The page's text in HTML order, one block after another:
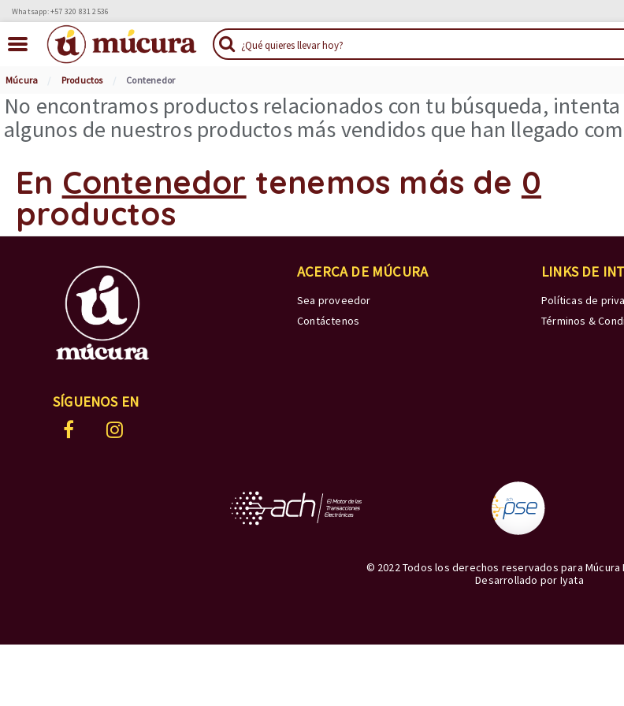
Whatsapp: +57 320 831 2536
Múcura Productos Contenedor
No encontramos productos relacionados con tu búsqueda,
algunos de nuestros productos más vendidos que han llegado
En Contenedor tenemos más de 0
productos
SÍGUENOS EN
ACERCA DE MÚCURA
Sea proveedor
Contáctenos
LINKS DE
Políticas de
Términos &
© 2022 Todos los derechos reservados para Múcura
Desarrollado por Iyata